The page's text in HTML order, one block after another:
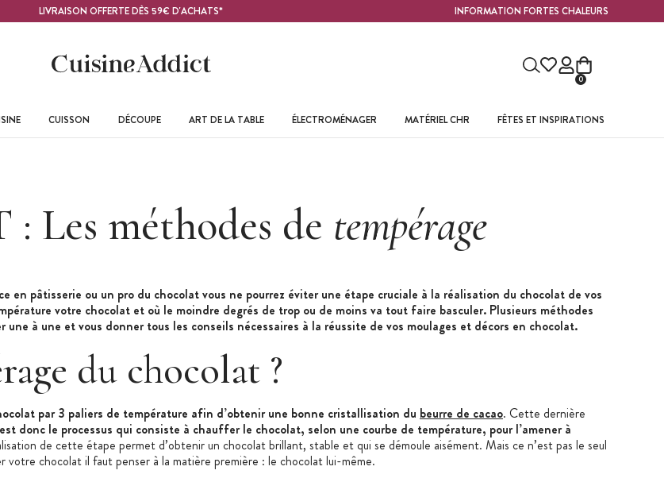
LIVRAISON OFFERTE DÈS 59€ D'ACHATS* INFORMATION FORTES CHALEURS
0
CUISSON DÉCOUPE ART DE LA TABLE ÉLECTROMÉNAGER MATÉRIEL CHR FÊTES ET INSPIRATIONS
Les méthodes de tempérage
en pâtisserie ou un pro du chocolat vous ne pourrez éviter une étape cruciale à la réalisation du chocolat de vos
votre chocolat et où le moindre degrés de trop ou de moins va tout faire basculer. Plusieurs méthodes
à une et vous donner tous les conseils nécessaires à la réussite de vos moulages et décors en chocolat.
du chocolat ?
par 3 paliers de température afin d’obtenir une bonne cristallisation du beurre de cacao. Cette dernière
donc le processus qui consiste à chauffer le chocolat, selon une courbe de température, pour l’amener à
de cette étape permet d’obtenir un chocolat brillant, stable et qui se démoule aisément. Mais ce n’est pas le seul
chocolat il faut penser à la matière première : le chocolat lui-même.